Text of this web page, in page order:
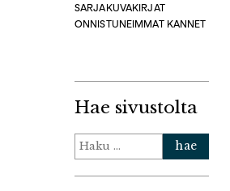
SARJAKUVAKIRJAT
ONNISTUNEIMMAT KANNET
Hae sivustolta
Haku: